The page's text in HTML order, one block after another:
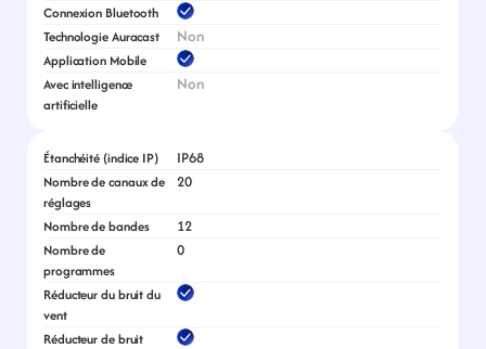
Connexion Bluetooth
Technologie Auracast
Non
Application Mobile
Avec intelligence
artificielle
Non
Étanchéité (indice IP) IP68
Nombre de canaux de
réglages
20
Nombre de bandes 12
Nombre de
programmes
0
Réducteur du bruit du
vent
Réducteur de bruit